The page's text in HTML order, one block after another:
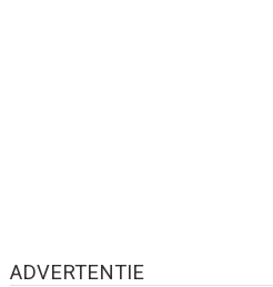
ADVERTENTIE